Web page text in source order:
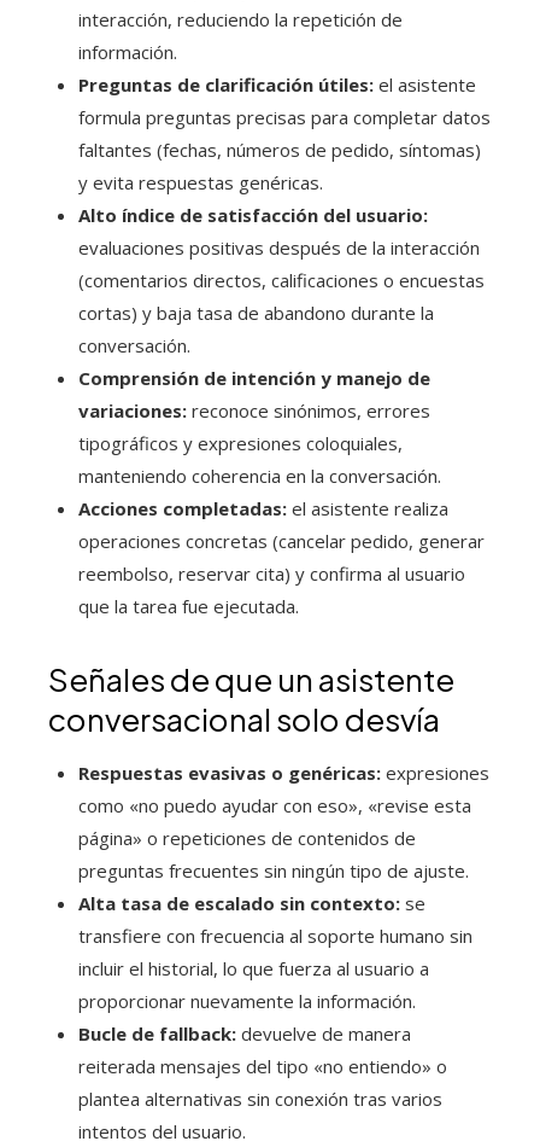
interacción, reduciendo la repetición de
información.
Preguntas de clarificación útiles: el asistente
formula preguntas precisas para completar datos
faltantes (fechas, números de pedido, síntomas)
y evita respuestas genéricas.
Alto índice de satisfacción del usuario:
evaluaciones positivas después de la interacción
(comentarios directos, calificaciones o encuestas
cortas) y baja tasa de abandono durante la
conversación.
Comprensión de intención y manejo de
variaciones: reconoce sinónimos, errores
tipográficos y expresiones coloquiales,
manteniendo coherencia en la conversación.
Acciones completadas: el asistente realiza
operaciones concretas (cancelar pedido, generar
reembolso, reservar cita) y confirma al usuario
que la tarea fue ejecutada.
Señales de que un asistente
conversacional solo desvía
Respuestas evasivas o genéricas: expresiones
como «no puedo ayudar con eso», «revise esta
página» o repeticiones de contenidos de
preguntas frecuentes sin ningún tipo de ajuste.
Alta tasa de escalado sin contexto: se
transfiere con frecuencia al soporte humano sin
incluir el historial, lo que fuerza al usuario a
proporcionar nuevamente la información.
Bucle de fallback: devuelve de manera
reiterada mensajes del tipo «no entiendo» o
plantea alternativas sin conexión tras varios
intentos del usuario.